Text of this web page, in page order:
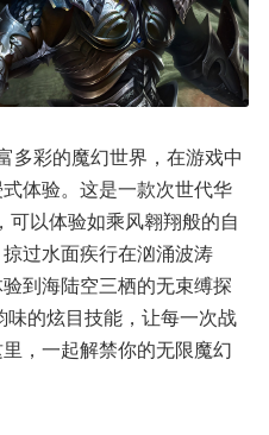
多彩的魔幻世界，在游戏中
体验。这是一款次世代华
可以体验如乘风翱翔般的自
过水面疾行在汹涌波涛
到海陆空三栖的无束缚探
的炫目技能，让每一次战
，一起解禁你的无限魔幻